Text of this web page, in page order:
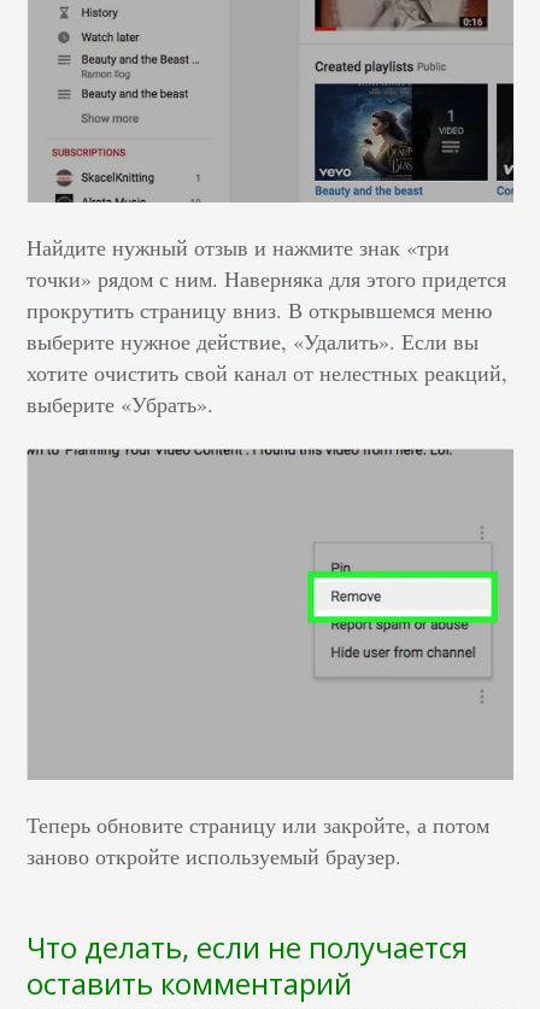
Найдите нужный отзыв и нажмите знак «три
точки» рядом с ним. Наверняка для этого придется
прокрутить страницу вниз. В открывшемся меню
выберите нужное действие, «Удалить». Если вы
хотите очистить свой канал от нелестных реакций,
выберите «Убрать».
Теперь обновите страницу или закройте, а потом
заново откройте используемый браузер.
Что делать, если не получается
оставить комментарий